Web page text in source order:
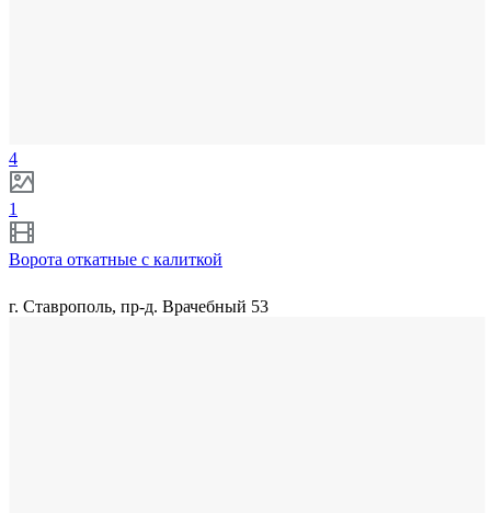
4
1
Ворота откатные с калиткой
г. Ставрополь, пр-д. Врачебный 53